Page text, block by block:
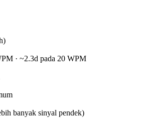
· ~2.3d pada 20 WPM
banyak sinyal pendek)